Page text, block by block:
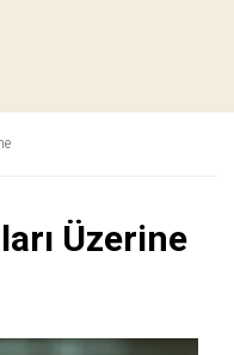
Üzerine